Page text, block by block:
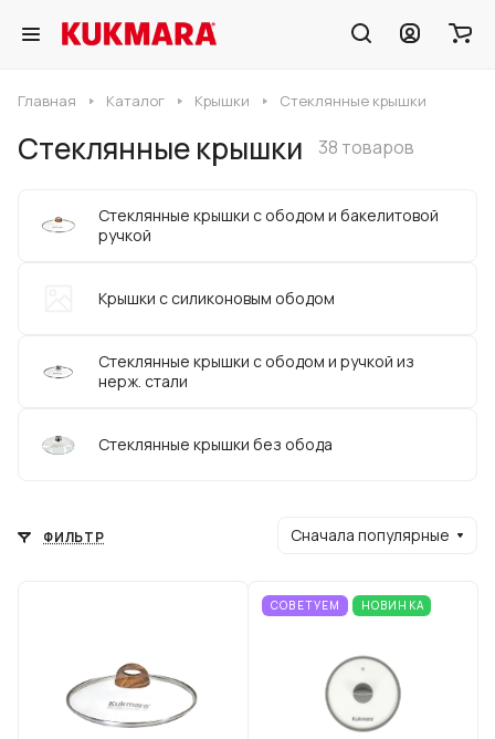
Главная Каталог Крышки Стеклянные крышки
Стеклянные крышки 38 товаров
Стеклянные крышки c ободом и бакелитовой
ручкой
Крышки с силиконовым ободом
Стеклянные крышки c ободом и ручкой из
нерж. стали
Стеклянные крышки без обода
ФИЛЬТР Сначала популярные
СОВЕТУЕМ НОВИНКА